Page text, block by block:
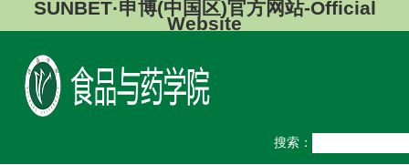
SUNBET·申博(中国区)官方网站-Official
Website
搜索：